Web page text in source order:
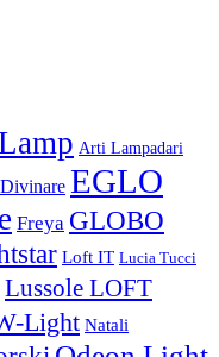
Arti Lampadari
Divinare EGLO
Freya GLOBO
Loft IT Lucia Tucci
Lussole LOFT
Light Natali